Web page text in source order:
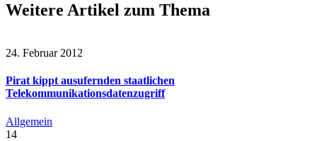
Weitere Artikel zum Thema
24. Februar 2012
Pirat kippt ausufernden staatlichen
Telekommunikationsdatenzugriff
Allgemein
14